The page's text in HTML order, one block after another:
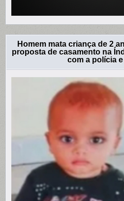
Homem mata criança de 2
proposta de casamento na
com a polícia